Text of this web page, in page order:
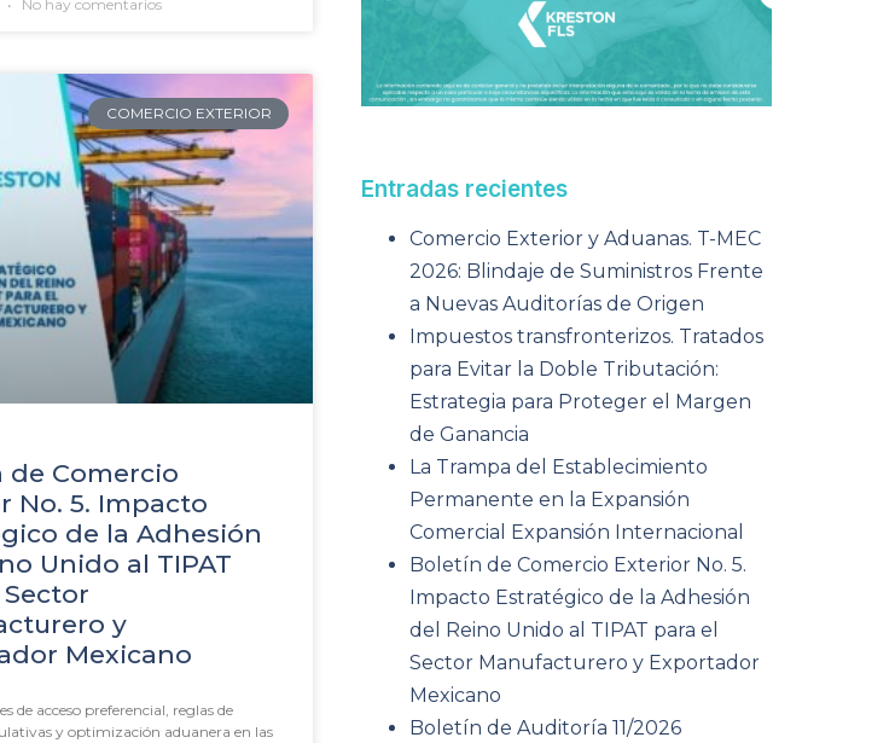
No hay comentarios
COMERCIO EXTERIOR
de Comercio
No. 5. Impacto
de la Adhesión
Unido al TIPAT
y
Mexicano
de acceso preferencial, reglas de
y optimización aduanera en las
Entradas recientes
Comercio Exterior y Aduanas. T-MEC
2026: Blindaje de Suministros Frente
a Nuevas Auditorías de Origen
Impuestos transfronterizos. Tratados
para Evitar la Doble Tributación:
Estrategia para Proteger el Margen
de Ganancia
La Trampa del Establecimiento
Permanente en la Expansión
Comercial Expansión Internacional
Boletín de Comercio Exterior No. 5.
Impacto Estratégico de la Adhesión
del Reino Unido al TIPAT para el
Sector Manufacturero y Exportador
Mexicano
Boletín de Auditoría 11/2026